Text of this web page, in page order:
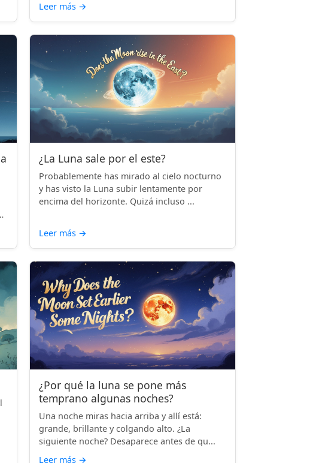
Leer más →
¿La Luna sale por el este?
Probablemente has mirado al cielo nocturno
y has visto la Luna subir lentamente por
encima del horizonte. Quizá incluso ...
Leer más →
¿Por qué la luna se pone más
temprano algunas noches?
Una noche miras hacia arriba y allí está:
grande, brillante y colgando alto. ¿La
siguiente noche? Desaparece antes de qu...
Leer más →